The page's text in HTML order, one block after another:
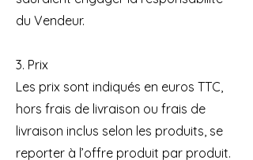
du Vendeur.
3. Prix
Les prix sont indiqués en euros TTC,
hors frais de livraison ou frais de
livraison inclus selon les produits, se
reporter à l’offre produit par produit.